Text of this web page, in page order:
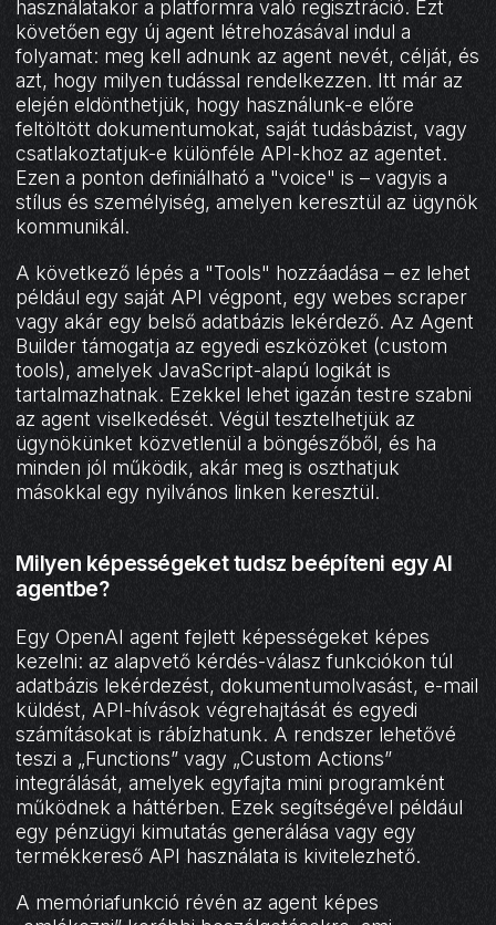
használatakor a platformra való regisztráció. Ezt
követően egy új agent létrehozásával indul a
folyamat: meg kell adnunk az agent nevét, célját, és
azt, hogy milyen tudással rendelkezzen. Itt már az
elején eldönthetjük, hogy használunk-e előre
feltöltött dokumentumokat, saját tudásbázist, vagy
csatlakoztatjuk-e különféle API-khoz az agentet.
Ezen a ponton definiálható a "voice" is – vagyis a
stílus és személyiség, amelyen keresztül az ügynök
kommunikál.
A következő lépés a "Tools" hozzáadása – ez lehet
például egy saját API végpont, egy webes scraper
vagy akár egy belső adatbázis lekérdező. Az Agent
Builder támogatja az egyedi eszközöket (custom
tools), amelyek JavaScript-alapú logikát is
tartalmazhatnak. Ezekkel lehet igazán testre szabni
az agent viselkedését. Végül tesztelhetjük az
ügynökünket közvetlenül a böngészőből, és ha
minden jól működik, akár meg is oszthatjuk
másokkal egy nyilvános linken keresztül.
Milyen képességeket tudsz beépíteni egy AI
agentbe?
Egy OpenAI agent fejlett képességeket képes
kezelni: az alapvető kérdés-válasz funkciókon túl
adatbázis lekérdezést, dokumentumolvasást, e-mail
küldést, API-hívások végrehajtását és egyedi
számításokat is rábízhatunk. A rendszer lehetővé
teszi a „Functions” vagy „Custom Actions”
integrálását, amelyek egyfajta mini programként
működnek a háttérben. Ezek segítségével például
egy pénzügyi kimutatás generálása vagy egy
termékkereső API használata is kivitelezhető.
A memóriafunkció révén az agent képes